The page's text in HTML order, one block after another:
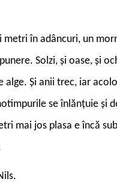
metri în adâncuri, un
Solzi, și oase, și
Și anii trec, iar
se înlănțuie și
mai jos plasa e încă